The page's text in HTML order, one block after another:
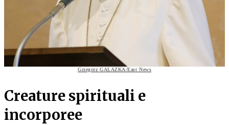
Grzegorz GALAZKA/East News
Creature spirituali e
incorporee